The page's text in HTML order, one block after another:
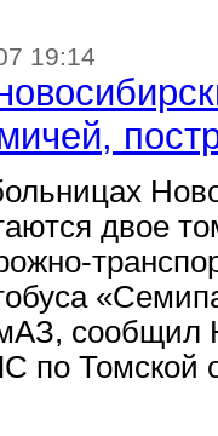
19:14
двое
сообщил
по Томской